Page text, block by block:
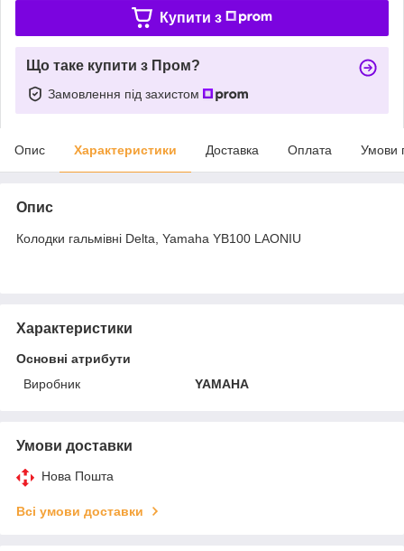
Купити з
Що таке купити з Пром?
Замовлення під захистом
Опис Характеристики Доставка Оплата Умови
Опис
Колодки гальмівні Delta, Yamaha YB100 LAONIU
Характеристики
Основні атрибути
Виробник
YAMAHA
Умови доставки
Нова Пошта
Всі умови доставки